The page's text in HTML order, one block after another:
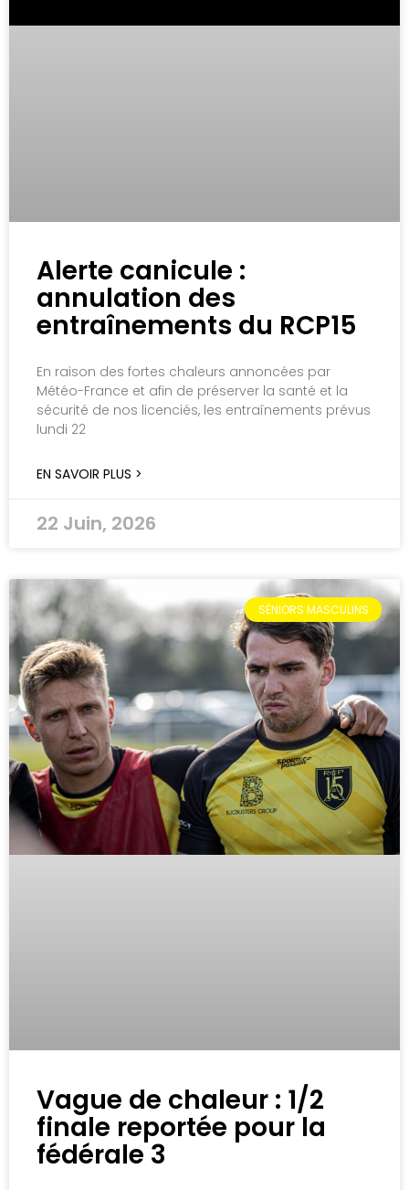
Alerte canicule :
annulation des
entraînements du RCP15
En raison des fortes chaleurs annoncées par
Météo-France et afin de préserver la santé et la
sécurité de nos licenciés, les entraînements prévus
lundi 22
EN SAVOIR PLUS >
22 Juin, 2026
SÉNIORS MASCULINS
Vague de chaleur : 1/2
finale reportée pour la
fédérale 3